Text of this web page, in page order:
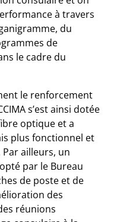
à travers
du
de
le cadre du
le renforcement
s’est ainsi dotée
optique et a
plus fonctionnel et
ailleurs, un
par le Bureau
de poste et de
des
réunions